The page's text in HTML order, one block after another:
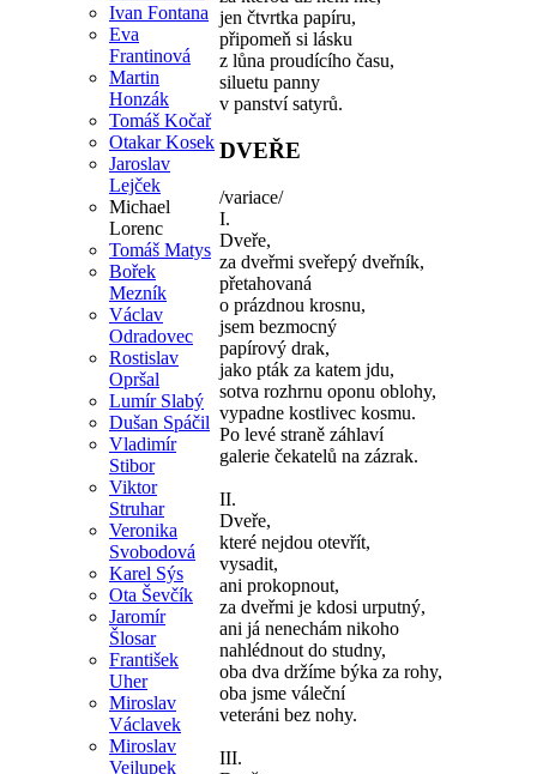
Ivan Fontana
Eva
Frantinová
Martin
Honzák
Tomáš Kočař
Otakar Kosek
Jaroslav
Lejček
Michael
Lorenc
Tomáš Matys
Bořek
Mezník
Václav
Odradovec
Rostislav
Opršal
Lumír Slabý
Dušan Spáčil
Vladimír
Stibor
Viktor
Struhar
Veronika
Svobodová
Karel Sýs
Ota Ševčík
Jaromír
Šlosar
František
Uher
Miroslav
Václavek
Miroslav
Vejlupek
jen čtvrtka papíru,
připomeň si lásku
z lůna proudícího času,
siluetu panny
v panství satyrů.
DVEŘE
/variace/
I.
Dveře,
za dveřmi sveřepý dveřník,
přetahovaná
o prázdnou krosnu,
jsem bezmocný
papírový drak,
jako pták za katem jdu,
sotva rozhrnu oponu oblohy,
vypadne kostlivec kosmu.
Po levé straně záhlaví
galerie čekatelů na zázrak.
II.
Dveře,
které nejdou otevřít,
vysadit,
ani prokopnout,
za dveřmi je kdosi urputný,
ani já nenechám nikoho
nahlédnout do studny,
oba dva držíme býka za rohy,
oba jsme váleční
veteráni bez nohy.
III.